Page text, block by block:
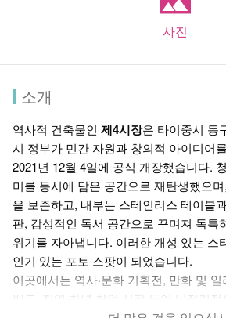
사진
소개
역사적 건축물인 제4시장은 타이중시 동
시 정부가 민간 자원과 창의적 아이디어
2021년 12월 4일에 공식 개장했습니다.
미를 동시에 담은 공간으로 재탄생했으
을 보존하고, 내부는 스테인리스 테이블
판, 감성적인 독서 공간으로 꾸며져 독특
위기를 자아냅니다. 이러한 개성 있는 스
인기 있는 포토 스팟이 되었습니다.
이곳에서는 역사·문화 기획전, 만화 및
벤트, 지역 청년 창업 시장 등이 비정기적